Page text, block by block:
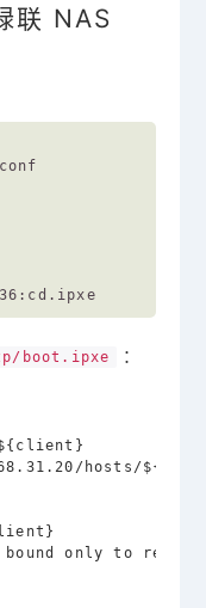
联 NAS
boot.ipxe ：
hosts/
bound only to